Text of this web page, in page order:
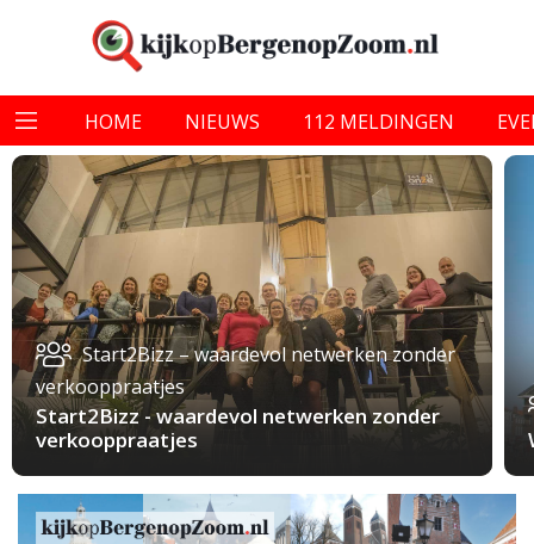
HOME NIEUWS 112 MELDINGEN
Start2Bizz – waardevol netwerken zonder
verkooppraatjes
Start2Bizz - waardevol netwerken zonder
verkooppraatjes